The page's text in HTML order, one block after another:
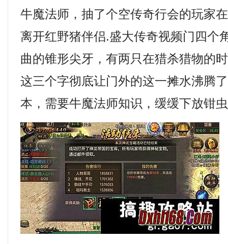
牛魔法师，抽了个空传奇行会的玩家
离开红野猪伴侣.盛大传奇视频门四个
曲的锥形尖牙，有两只在猎杀猎物的
这三个字彻底让门外的这一摊水沸腾
本，需要牛魔法师知识，缓缓下放钳